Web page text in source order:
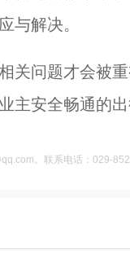
与解决。
关问题才会被
主安全畅通的出
。联系电话：029-